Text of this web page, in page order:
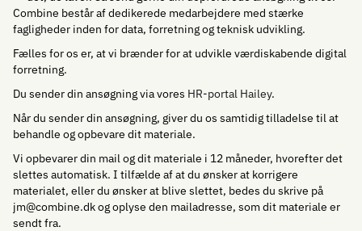
Combine består af dedikerede medarbejdere med stærke
fagligheder inden for data, forretning og teknisk udvikling.
Fælles for os er, at vi brænder for at udvikle værdiskabende digital
forretning.
Du sender din ansøgning via vores HR-portal Hailey.
Når du sender din ansøgning, giver du os samtidig tilladelse til at
behandle og opbevare dit materiale.
Vi opbevarer din mail og dit materiale i 12 måneder, hvorefter det
slettes automatisk. I tilfælde af at du ønsker at korrigere
materialet, eller du ønsker at blive slettet, bedes du skrive på
jm@combine.dk og oplyse den mailadresse, som dit materiale er
sendt fra.